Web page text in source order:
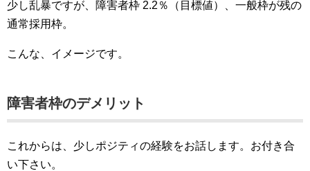
少し乱暴ですが、障害者枠 2.2％（目標値）、一般枠が残の
通常採用枠。
こんな、イメージです。
障害者枠のデメリット
これからは、少しポジティの経験をお話します。お付き合
い下さい。